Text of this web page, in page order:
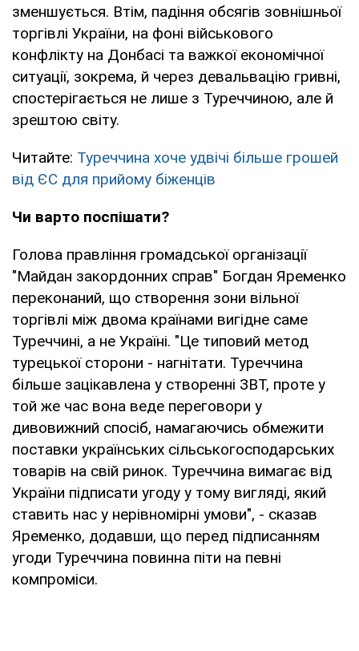
зменшується. Втім, падіння обсягів зовнішньої
торгівлі України, на фоні військового
конфлікту на Донбасі та важкої економічної
ситуації, зокрема, й через девальвацію гривні,
спостерігається не лише з Туреччиною, але й
зрештою світу.
Читайте: Туреччина хоче удвічі більше грошей
від ЄС для прийому біженців
Чи варто поспішати?
Голова правління громадської організації
"Майдан закордонних справ" Богдан Яременко
переконаний, що створення зони вільної
торгівлі між двома країнами вигідне саме
Туреччині, а не Україні. "Це типовий метод
турецької сторони - нагнітати. Туреччина
більше зацікавлена у створенні ЗВТ, проте у
той же час вона веде переговори у
дивовижний спосіб, намагаючись обмежити
поставки українських сільськогосподарських
товарів на свій ринок. Туреччина вимагає від
України підписати угоду у тому вигляді, який
ставить нас у нерівномірні умови", - сказав
Яременко, додавши, що перед підписанням
угоди Туреччина повинна піти на певні
компроміси.